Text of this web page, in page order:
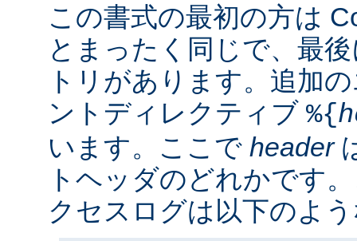
この書式の最初の方は
とまったく同じで、最
トリがあります。追加
ントディレクティブ %{
います。ここで header
トヘッダのどれかです
クセスログは以下のよ